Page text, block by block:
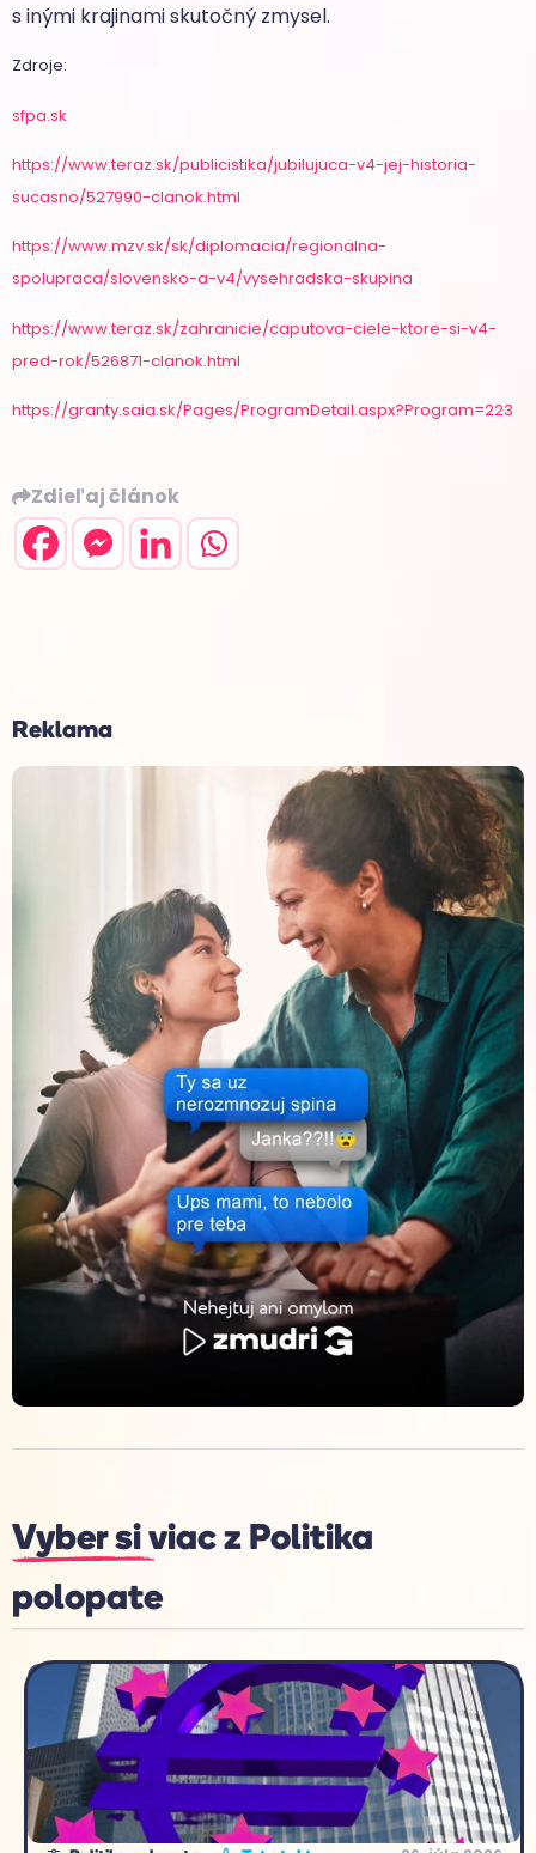
s inými krajinami skutočný zmysel.
Zdroje:
sfpa.sk
https://www.teraz.sk/publicistika/jubilujuca-v4-jej-historia-
sucasno/527990-clanok.html
https://www.mzv.sk/sk/diplomacia/regionalna-
spolupraca/slovensko-a-v4/vysehradska-skupina
https://www.teraz.sk/zahranicie/caputova-ciele-ktore-si-v4-
pred-rok/526871-clanok.html
https://granty.saia.sk/Pages/ProgramDetail.aspx?Program=223
Zdieľaj článok
Reklama
Vyber si viac zPolitika
polopate